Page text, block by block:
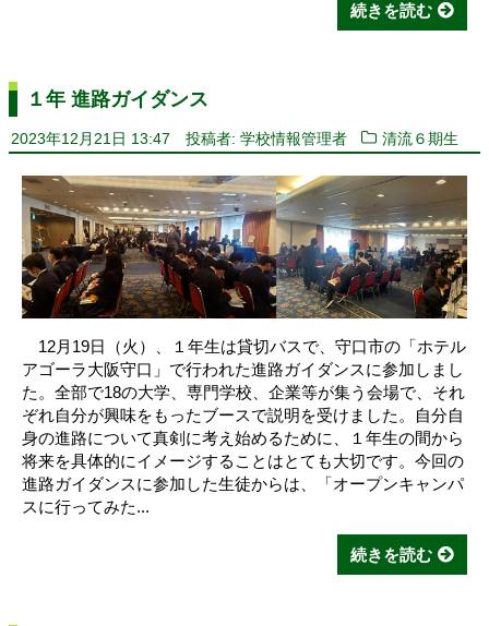
続きを読む
１年 進路ガイダンス
2023年12月21日 13:47 投稿者: 学校情報管理者 清流６期生
12月19日（火）、１年生は貸切バスで、守口市の「ホテル
アゴーラ大阪守口」で行われた進路ガイダンスに参加しまし
た。全部で18の大学、専門学校、企業等が集う会場で、それ
ぞれ自分が興味をもったブースで説明を受けました。自分自
身の進路について真剣に考え始めるために、１年生の間から
将来を具体的にイメージすることはとても大切です。今回の
進路ガイダンスに参加した生徒からは、「オープンキャンパ
スに行ってみた...
続きを読む